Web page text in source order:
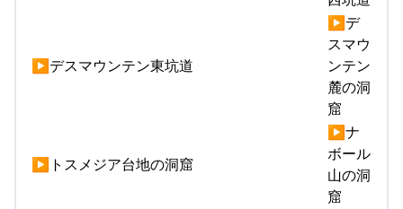
▶デスマウンテン東坑道
▶デ
スマウ
ンテン
麓の洞
窟
▶トスメジア台地の洞窟
▶ナ
ボール
山の洞
窟